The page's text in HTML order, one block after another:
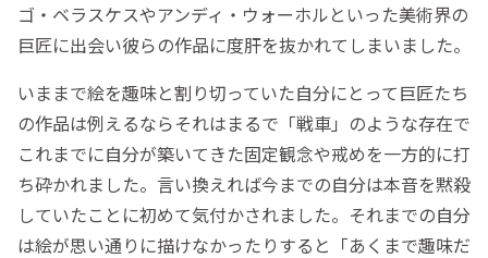
ゴ・ベラスケスやアンディ・ウォーホルといった美術界の
巨匠に出会い彼らの作品に度肝を抜かれてしまいました。
いままで絵を趣味と割り切っていた自分にとって巨匠たち
の作品は例えるならそれはまるで「戦車」のような存在で
これまでに自分が築いてきた固定観念や戒めを一方的に打
ち砕かれました。言い換えれば今までの自分は本音を黙殺
していたことに初めて気付かされました。それまでの自分
は絵が思い通りに描けなかったりすると「あくまで趣味だ